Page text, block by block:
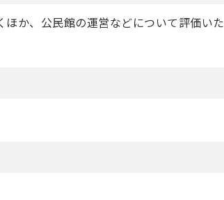
か、公民館の運営などについて評価いた